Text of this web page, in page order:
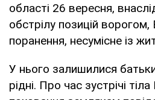
області 26 вересня,
обстрілу позицій ворогом,
поранення, несумісне із
У нього залишилися
рідні. Про час зустрічі